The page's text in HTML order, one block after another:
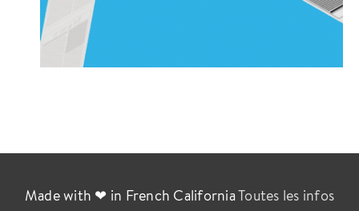
Made with ❤ in French CaliforniaToutes les infos